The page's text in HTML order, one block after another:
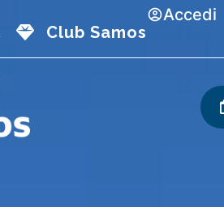
Club Samos
Accedi